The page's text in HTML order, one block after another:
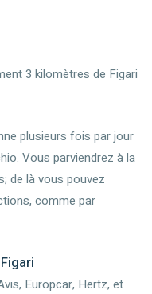
3 kilomètres de Figari
plusieurs fois par jour
Vous parviendrez à la
de là vous pouvez
comme par
Europcar, Hertz, et